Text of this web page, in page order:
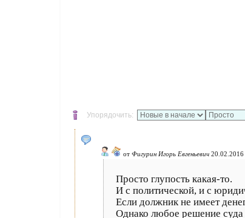
Упорядочить:
от Фигурин Игорь Евгеньевич
Просто глупость какая-то.
И с политической, и с
Если должник не имеет
Однако любое решение суда